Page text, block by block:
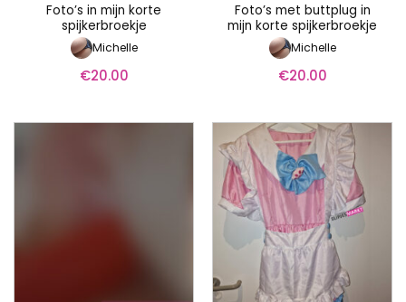
Foto’s in mijn korte
spijkerbroekje
Michelle
€20.00
Foto’s met buttplug in
mijn korte spijkerbroekje
Michelle
€20.00